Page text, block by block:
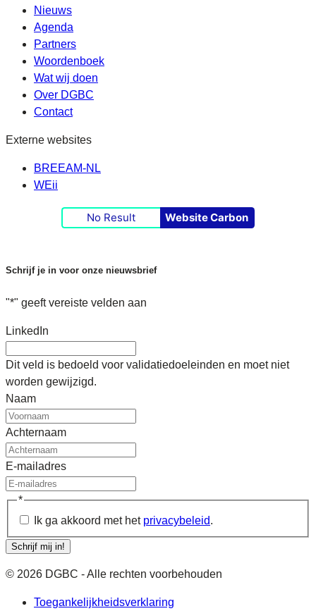
Nieuws
Agenda
Partners
Woordenboek
Wat wij doen
Over DGBC
Contact
Externe websites
BREEAM-NL
WEii
No Result Website Carbon
Schrijf je in voor onze nieuwsbrief
"*" geeft vereiste velden aan
LinkedIn
Dit veld is bedoeld voor validatiedoeleinden en moet niet
worden gewijzigd.
Naam
Achternaam
E-mailadres
*
Ik ga akkoord met het privacybeleid.
Schrijf mij in!
© 2026 DGBC - Alle rechten voorbehouden
Toegankelijkheidsverklaring